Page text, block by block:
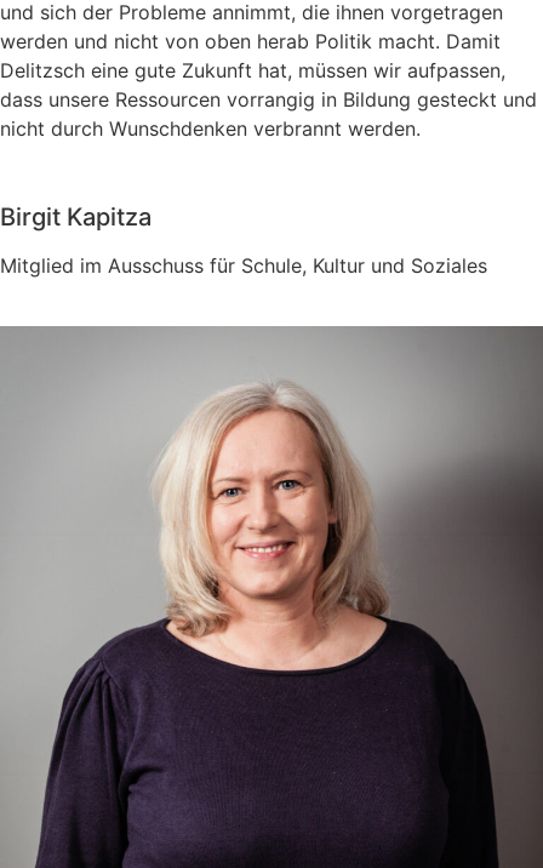
und sich der Probleme annimmt, die ihnen vorgetragen
werden und nicht von oben herab Politik macht. Damit
Delitzsch eine gute Zukunft hat, müssen wir aufpassen,
dass unsere Ressourcen vorrangig in Bildung gesteckt und
nicht durch Wunschdenken verbrannt werden.
Birgit Kapitza
Mitglied im Ausschuss für Schule, Kultur und Soziales